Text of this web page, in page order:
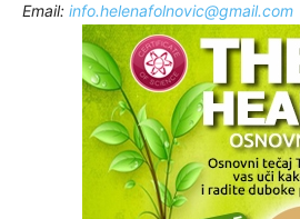
Email: info.helenafolnovic@gmail.com